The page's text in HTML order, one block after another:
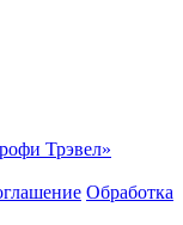
Трэвeл»
Обработка